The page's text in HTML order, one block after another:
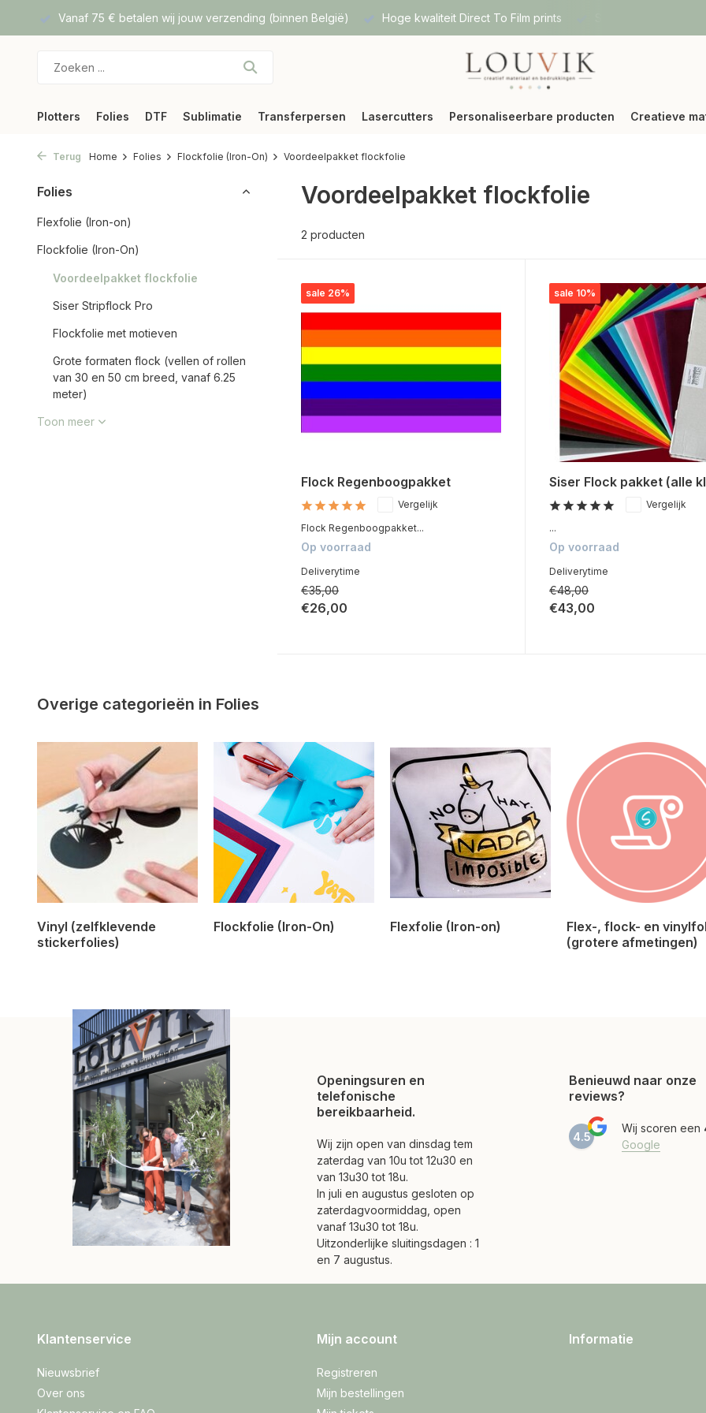
Vanaf 75 € betalen wij jouw verzending (binnen België) Hoge kwaliteit Direct To Film prints
Plotters Folies DTF Sublimatie Transferpersen Lasercutters Personaliseerbare producten Creatieve
Terug Home Folies Flockfolie (Iron-On) Voordeelpakket flockfolie
Folies
Flexfolie (Iron-on)
Flockfolie (Iron-On)
Voordeelpakket flockfolie
Siser Stripflock Pro
Flockfolie met motieven
Grote formaten flock (vellen of rollen
van 30 en 50 cm breed, vanaf 6.25
meter)
Toon meer
Voordeelpakket flockfolie
2 producten
sale 26%
Flock Regenboogpakket
Vergelijk
Flock Regenboogpakket...
Op voorraad
Deliverytime
€35,00
€26,00
sale 10%
Siser Flock pakket (alle
Vergelijk
...
Op voorraad
Deliverytime
€48,00
€43,00
Overige categorieën in Folies
Vinyl (zelfklevende
stickerfolies)
Flockfolie (Iron-On) Flexfolie (Iron-on)
Flex-, flock- en
(grotere afmetingen)
Openingsuren en
telefonische
bereikbaarheid.
Wij zijn open van dinsdag tem
zaterdag van 10u tot 12u30 en
van 13u30 tot 18u.
In juli en augustus gesloten op
zaterdagvoormiddag, open
vanaf 13u30 tot 18u.
Uitzonderlijke sluitingsdagen : 1
en 7 augustus.
Benieuwd naar onze
reviews?
4.5
Wij scoren een
Google
Klantenservice
Nieuwsbrief
Over ons
Mijn account
Registreren
Mijn bestellingen
Informatie